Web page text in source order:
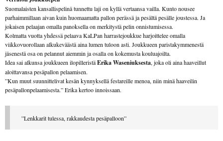
Suomalaisten kansallispelinä tunnettu laji on kyllä vertaansa vailla. Kunto nousee
parhaimmillaan aivan kuin huomaamatta pallon perässä ja pesältä pesälle joustessa. Ja
jokaisen pelaajan omalla panoksella on merkitystä pelin onnistumisessa.
Kolmatta vuotta yhdessä pelaava KaLPan harrastejoukkue harjoittelee omalla
viikkovuorollaan alkukeväästä aina lumen tuloon asti. Joukkueen paristakymmenestä
jäsenestä osa on pelannut aiemmin ja osalla on kokemusta kouluajoilta.
Idea sai alkunsa joukkueen ilopilleristäErika Waseniuksesta, joka oli aina haaveillut
aloittavansa pesäpallon pelaamisen.
”Kun muut suunnittelivat kesän kynnyksellä festareille menoa, niin minä haaveilin
pesäpallonpelaamisesta.” Erika kertoo innoissaan.
”Lenkkarit tulessa, rakkaudesta pesäpalloon”